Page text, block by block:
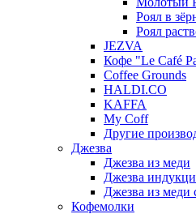
Роял в
Роял
JEZVA
Кофе "Le Café
Coffee Grounds
HALDI.CO
KAFFA
My Coff
Другие
Джезва
Джезва из меди
Джезва
Джезва из меди
Кофемолки